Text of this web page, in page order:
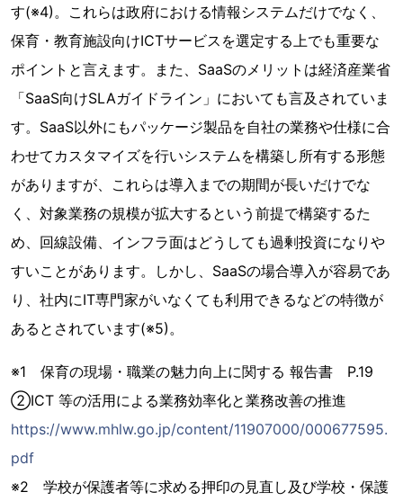
す(※4)。これらは政府における情報システムだけでなく、
保育・教育施設向けICTサービスを選定する上でも重要な
ポイントと言えます。また、SaaSのメリットは経済産業省
「SaaS向けSLAガイドライン」においても言及されていま
す。SaaS以外にもパッケージ製品を自社の業務や仕様に合
わせてカスタマイズを行いシステムを構築し所有する形態
がありますが、これらは導入までの期間が長いだけでな
く、対象業務の規模が拡大するという前提で構築するた
め、回線設備、インフラ面はどうしても過剰投資になりや
すいことがあります。しかし、SaaSの場合導入が容易であ
り、社内にIT専門家がいなくても利用できるなどの特徴が
あるとされています(※5)。
※1 保育の現場・職業の魅力向上に関する 報告書 P.19
②ICT 等の活用による業務効率化と業務改善の推進
https://www.mhlw.go.jp/content/11907000/000677595.
pdf
※2 学校が保護者等に求める押印の見直し及び学校・保護